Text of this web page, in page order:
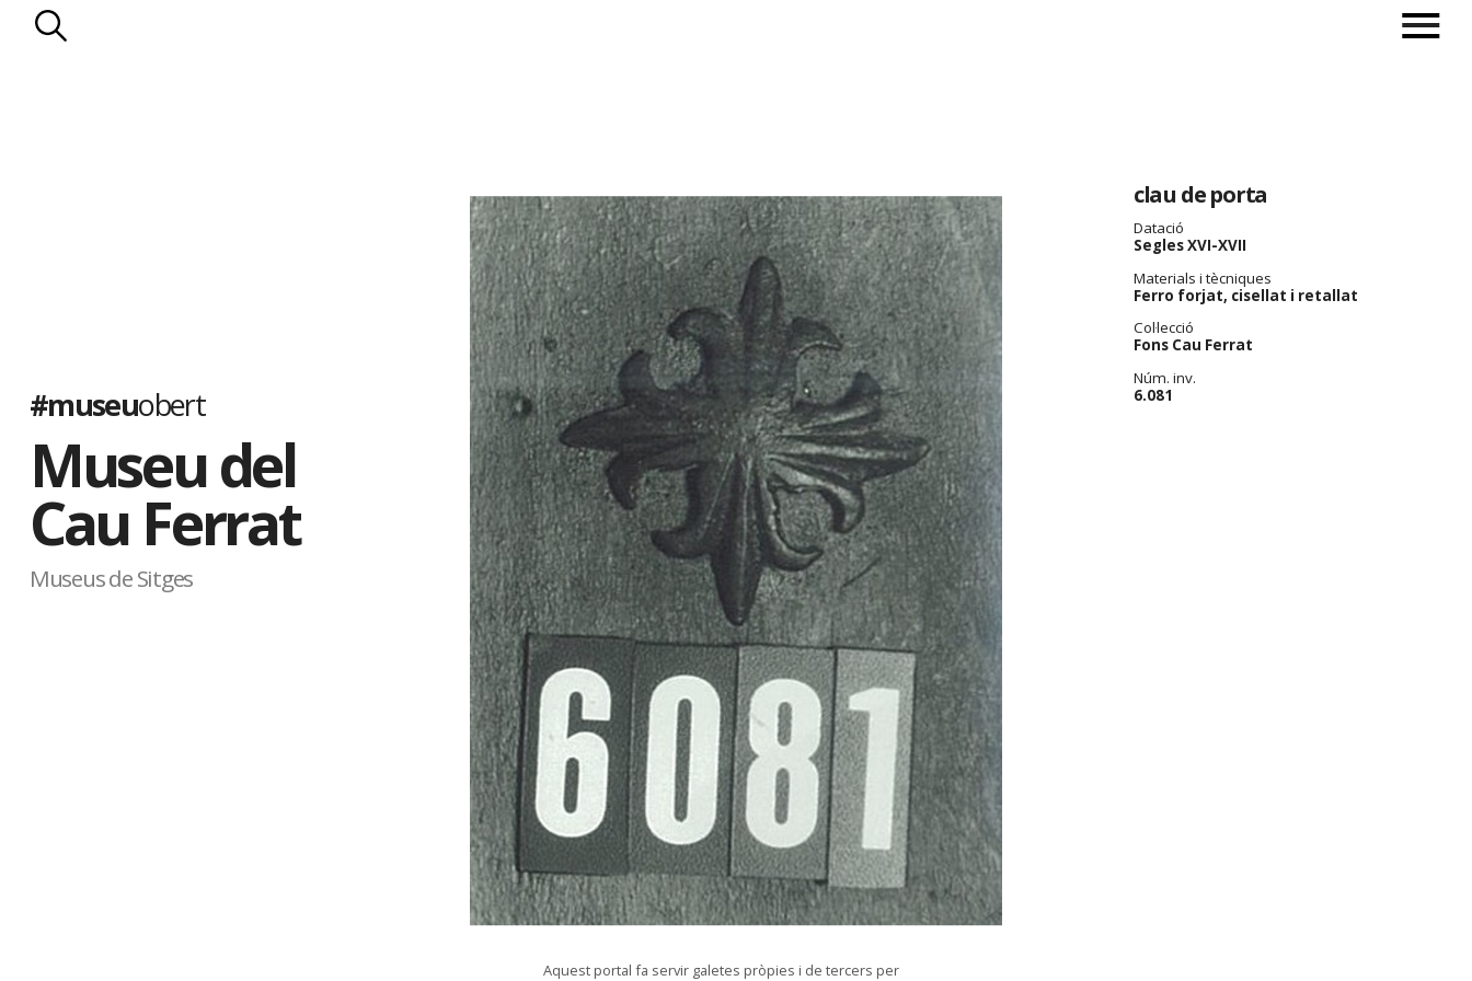
#museuobert
Museu del
Cau Ferrat
Museus de Sitges
clau de porta
Datació
Segles XVI-XVII
Materials i tècniques
Ferro forjat, cisellat i retallat
Col·lecció
Fons Cau Ferrat
Núm. inv.
6.081
Aquest portal fa servir galetes pròpies i de tercers per